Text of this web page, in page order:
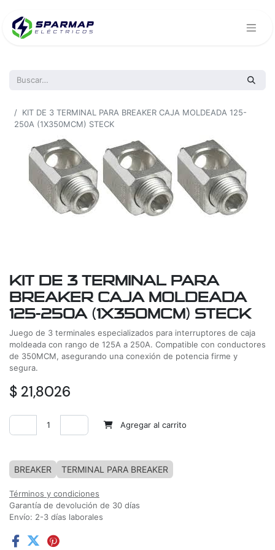
KIT DE 3 TERMINAL PARA BREAKER CAJA MOLDEADA 125-
250A (1X350MCM) STECK
KIT DE 3 TERMINAL PARA
BREAKER CAJA MOLDEADA
125-250A (1X350MCM) STECK
Juego de 3 terminales especializados para interruptores de caja
moldeada con rango de 125A a 250A. Compatible con conductores
de 350MCM, asegurando una conexión de potencia firme y
segura.
$ 21,8026
Agregar al carrito
BREAKER TERMINAL PARA BREAKER
Términos y condiciones
Garantía de devolución de 30 días
Envío: 2-3 días laborales